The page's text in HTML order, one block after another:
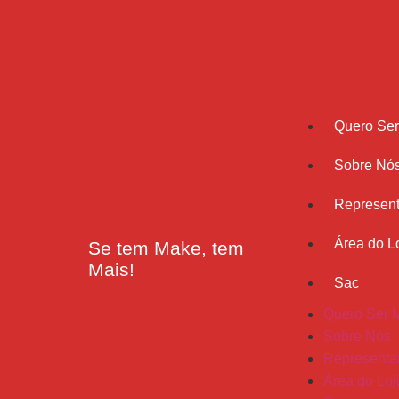
Se tem Make, tem
Mais!
Quero
Sobre
Área do
Sac
Quero Ser
Sobre Nós
Área do